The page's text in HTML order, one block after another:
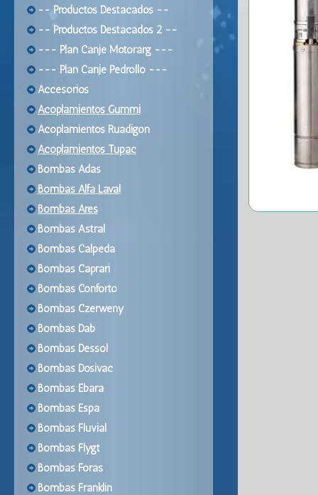
-- Productos Destacados --
-- Productos Destacados 2 --
--- Plan Canje Motorarg ---
--- Plan Canje Pedrollo ---
Accesorios
Acoplamientos Gummi
Acoplamientos Ruadigon
Acoplamientos Tupac
Bombas Adas
Bombas Alfa Laval
Bombas Ares
Bombas Astral
Bombas Calpeda
Bombas Caprari
Bombas Conforto
Bombas Czerweny
Bombas Dab
Bombas Dessol
Bombas Dosivac
Bombas Ebara
Bombas Espa
Bombas Fluvial
Bombas Flygt
Bombas Foras
Bombas Franklin